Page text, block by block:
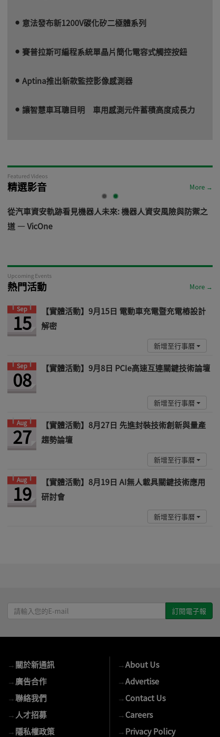
意法發布新1200V碳化矽二極體系列
賽普拉斯可編程系統單晶片簡化電容式觸控按鈕
Aptina推出新款監控影像感測器
讓智慧車耳聰目明 車用感測元件蓄積高度成長力
Featured Videos
精選影音 More →
從汽車資安軌跡看見機器人未來: 機器人資安風險與防禦之
道 — VicOne
Upcoming Events
熱門活動 More →
Sep
15
【實體活動】9月15日 電動車充電暨充電樁設計
解密
新增至行事曆
Sep
08 【實體活動】9月8日 PCIe高速互連關鍵技術論壇
新增至行事曆
Aug
27
【實體活動】8月27日 先進封裝技術創新與量產
趨勢論壇
新增至行事曆
Aug
19
【實體活動】8月19日 AI無人載具關鍵技術應用
研討會
新增至行事曆
請
輸
E-
mail
→關於新通訊
→廣告合作
→聯絡我們
→ 人才招募
→隱私權政策
→About Us
→Advertise
→Contact Us
→Careers
→Privacy Policy